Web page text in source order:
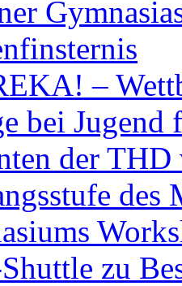
–
bei Jugend
der
zu